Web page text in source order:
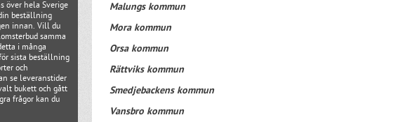
över hela Sverige
beställning
innan. Vill du
samma
i många
sista beställning
och
se leveranstider
bukett och gått
frågor kan du
Malungs kommun
Mora kommun
Orsa kommun
Rättviks kommun
Smedjebackens kommun
Vansbro kommun